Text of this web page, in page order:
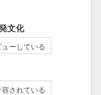
文化
ーしている
されている